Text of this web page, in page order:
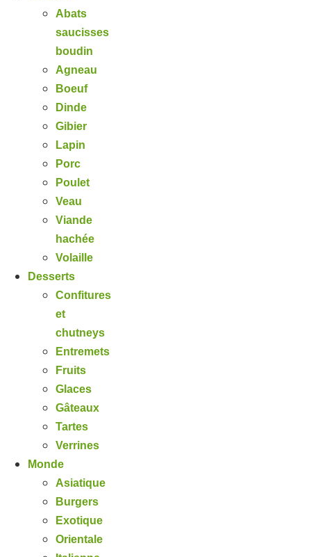
Abats
saucisses
boudin
Agneau
Boeuf
Dinde
Gibier
Lapin
Porc
Poulet
Veau
Viande
hachée
Volaille
Desserts
Confitures
et
chutneys
Entremets
Fruits
Glaces
Gâteaux
Tartes
Verrines
Monde
Asiatique
Burgers
Exotique
Orientale